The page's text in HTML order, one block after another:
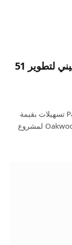
تقدم باراجون 8.8 مليون جنيه إسترليني لتطوير 51
قدمت شركة Paragon Development Finance تسهيلات بقيمة
8.8 مليون جنيه إسترليني لمجموعة Oakwood Group لمشروع